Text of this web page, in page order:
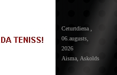
Ceturtdiena ,
06.augusts,
2026
Aisma, Askolds